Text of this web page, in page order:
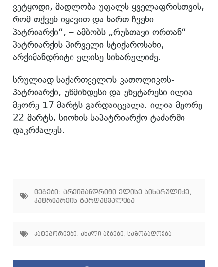
ვეტყოდი, მადლობა უფალს ყველაფრისთვის,
რომ თქვენ იყავით და ხართ ჩვენი
პატრიარქი“, – ამბობს „რუსთავი ორთან“
პატრიარქის პირველი სტიქაროსანი,
არქიმანდრიტი ელისე სიხარულიძე.
სრულიად საქართველოს კათოლიკოს-
პატრიარქი, უწმინდესი და უნეტარესი ილია
მეორე 17 მარტს გარდაიცვალა. ილია მეორე
22 მარტს, სიონის საპატრიარქო ტაძარში
დაკრძალეს.
ტეგები: არქიმანდრიტი ელისე სიხარულიძე
პატრიარქის გარდაცვალება
კატეგორიები: ახალი ამბები , საზოგადოება